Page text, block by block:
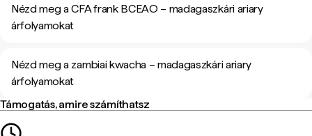
Nézd meg a CFA frank BCEAO – madagaszkári ariary
árfolyamokat
Nézd meg a zambiai kwacha – madagaszkári ariary
árfolyamokat
Támogatás, amire számíthatsz